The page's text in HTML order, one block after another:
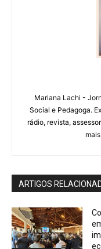
Mariana Lachi -
Social e Pedagoga.
rádio, revista,
ARTIGOS